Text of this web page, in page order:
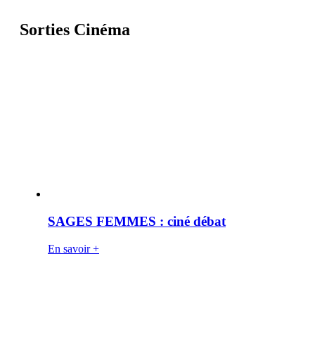
Sorties Cinéma
SAGES FEMMES : ciné débat
En savoir +